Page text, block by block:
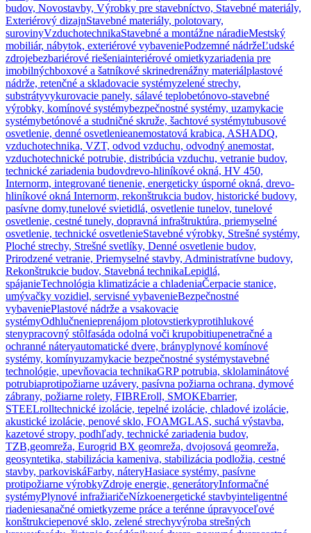
budov, Novostavby, Výrobky pre stavebníctvo, Stavebné materiály,
Exteriérový dizajnStavebné materiály, polotovary,
surovinyVzduchotechnikaStavebné a montážne náradieMestský
mobiliár, nábytok, exteriérové vybaveniePodzemné nádržeĽudské
zdrojebezbariérové riešeniainteriérové omietkyzariadenia pre
imobilnýchboxové a šatníkové skrinedrenážny materiálplastové
nádrže, retenčné a skladovacie systémyzelené strechy,
substrátyvykurovacie panely, sálavé teplobetónovo-stavebné
výrobky, komínové systémybezpečnostné systémy, uzamykacie
systémybetónové a studničné skruže, šachtové systémytubusové
osvetlenie, denné osvetlenieanemostatová krabica, ASHADQ,
vzduchotechnika, VZT, odvod vzduchu, odvodný anemostat,
vzduchotechnické potrubie, distribúcia vzduchu, vetranie budov,
technické zariadenia budovdrevo-hliníkové okná, HV 450,
Internorm, integrované tienenie, energeticky úsporné okná, drevo-
hliníkové okná Internorm, rekonštrukcia budov, historické budovy,
pasívne domy,tunelové svietidlá, osvetlenie tunelov, tunelové
osvetlenie, cestné tunely, dopravná infraštruktúra, priemyselné
osvetlenie, technické osvetlenieStavebné výrobky, Strešné systémy,
Ploché strechy, Strešné svetlíky, Denné osvetlenie budov,
Prirodzené vetranie, Priemyselné stavby, Administratívne budovy,
Rekonštrukcie budov, Stavebná technikaLepidlá,
spájanieTechnológia klimatizácie a chladeniaČerpacie stanice,
umývačky vozidiel, servisné vybavenieBezpečnostné
vybaveniePlastové nádrže a vsakovacie
systémyOdhlučnenieprenájom plotovstierkyprotihlukové
stenypracovný stôlfasáda odolná voči krupobitiupenetračné a
ochranné náteryautomatické dvere, brányplynové komínové
systémy, komínyuzamykacie bezpečnostné systémystavebné
technológie, upevňovacia technikaGRP potrubia, sklolaminátové
potrubiaprotipožiarne uzávery, pasívna požiarna ochrana, dymové
zábrany, požiarne rolety, FIBREroll, SMOKEbarrier,
STEELrolltechnické izolácie, tepelné izolácie, chladové izolácie,
akustické izolácie, penové sklo, FOAMGLAS, suchá výstavba,
kazetové stropy, podhľady, technické zariadenia budov,
TZB,geomreža, Eurogrid BX geomreža, dvojosová geomreža,
geosyntetika, stabilizácia kameniva, stabilizácia podložia, cestné
stavby, parkoviskáFarby, náteryHasiace systémy, pasívne
protipožiarne výrobkyZdroje energie, generátoryInformačné
systémyPlynové infražiaričeNízkoenergetické stavbyinteligentné
riadeniesanačné omietkyzeme práce a terénne úpravyoceľové
konštrukciepenové sklo, zelené strechyvýroba strešných